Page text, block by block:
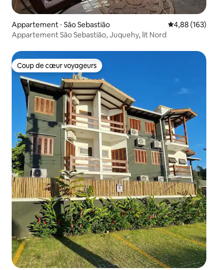
Appartement ⋅ São Sebastião Évaluation
4,88 (163)
Appartement São Sebastião, Juquehy, lit Nord
Coup de cœur voyageurs
Coup de cœur voyageurs